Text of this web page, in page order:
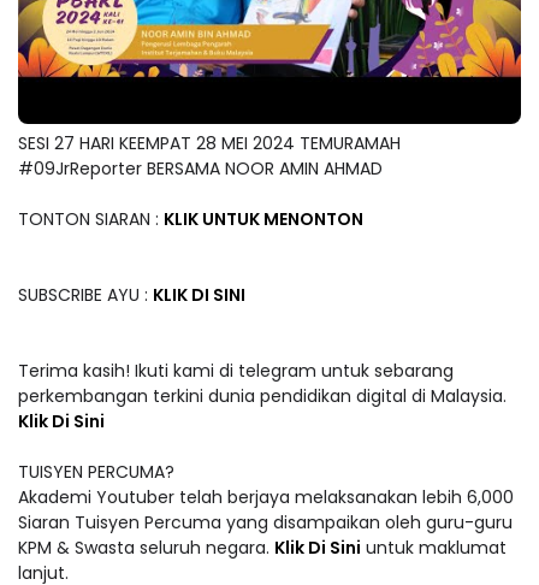
SESI 27 HARI KEEMPAT 28 MEI 2024 TEMURAMAH
#09JrReporter BERSAMA NOOR AMIN AHMAD
TONTON SIARAN : KLIK UNTUK MENONTON
SUBSCRIBE AYU : KLIK DI SINI
Terima kasih! Ikuti kami di telegram untuk sebarang
perkembangan terkini dunia pendidikan digital di Malaysia.
Klik Di Sini
TUISYEN PERCUMA?
Akademi Youtuber telah berjaya melaksanakan lebih 6,000
Siaran Tuisyen Percuma yang disampaikan oleh guru-guru
KPM & Swasta seluruh negara. Klik Di Sini untuk maklumat
lanjut.